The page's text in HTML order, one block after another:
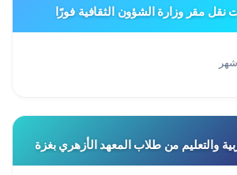
نقل مقر وزارة الشؤون الثقافية فورًا
والتعليم من طلاب المعهد الأزهري بغزة